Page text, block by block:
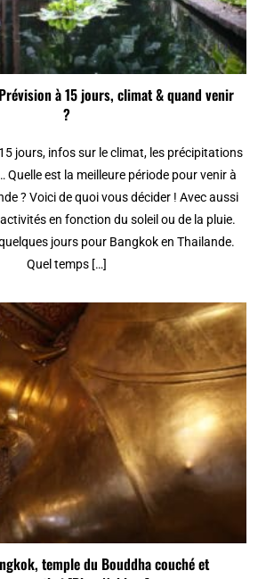
à 15 jours, climat & quand venir
?
jours, infos sur le climat, les précipitations
Quelle est la meilleure période pour venir à
? Voici de quoi vous décider ! Avec aussi
en fonction du soleil ou de la pluie.
jours pour Bangkok en Thailande.
Quel temps […]
temple du Bouddha couché et